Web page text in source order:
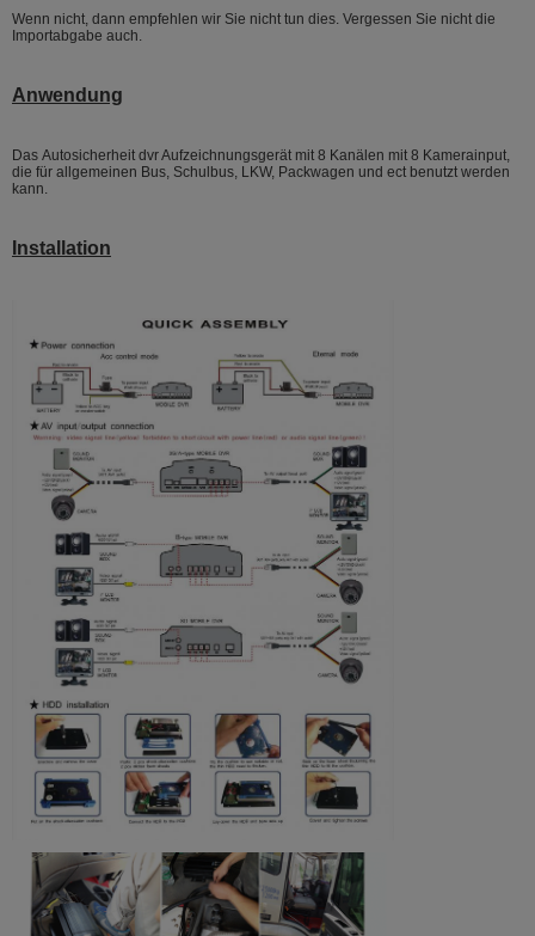
Wenn nicht, dann empfehlen wir Sie nicht tun dies. Vergessen Sie nicht die
Importabgabe auch.
Anwendung
Das Autosicherheit dvr Aufzeichnungsgerät mit 8 Kanälen mit 8 Kamerainput,
die für allgemeinen Bus, Schulbus, LKW, Packwagen und ect benutzt werden
kann.
Installation